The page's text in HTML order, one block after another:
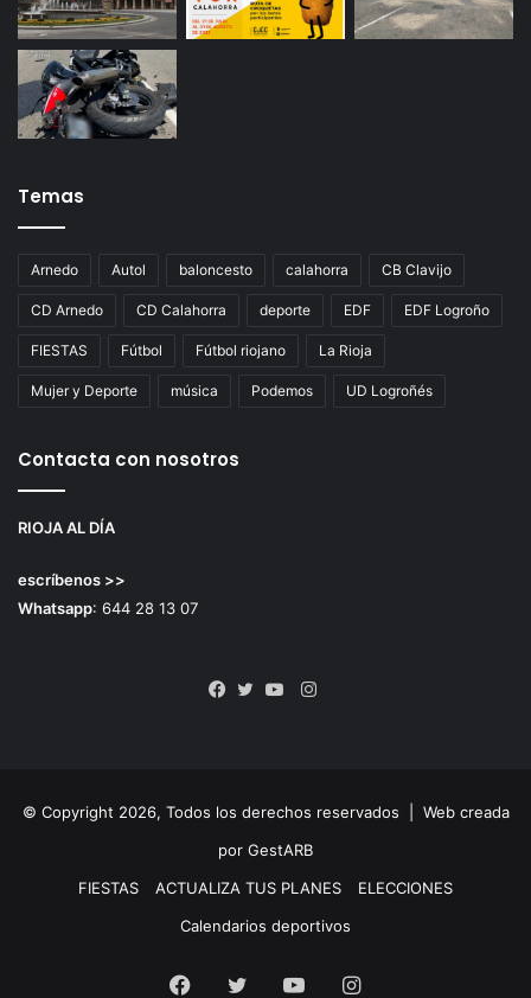
Temas
Arnedo Autol baloncesto calahorra CB Clavijo
CD Arnedo CD Calahorra deporte EDF EDF Logroño
FIESTAS Fútbol Fútbol riojano La Rioja
Mujer y Deporte música Podemos UD Logroñés
Contacta con nosotros
RIOJA AL DÍA
escríbenos >>
Whatsapp: 644 28 13 07
Instagram
© Copyright 2026, Todos los derechos reservados | Web creada
por GestARB
FIESTAS
ACTUALIZA TUS PLANES
ELECCIONES
Calendarios deportivos
Facebook
Twitter YouTubeInstagram